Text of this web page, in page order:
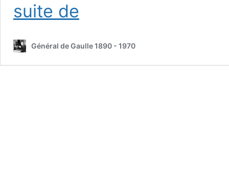
suite de
40
Général de Gaulle 1890 - 1970